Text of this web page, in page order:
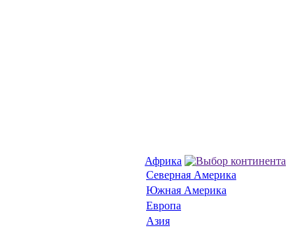
Африка
Северная Америка
Южная Америка
Европа
Азия